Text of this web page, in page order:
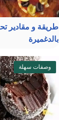
طريقة و مقادير
بالدغميرة
وصفات سهلة